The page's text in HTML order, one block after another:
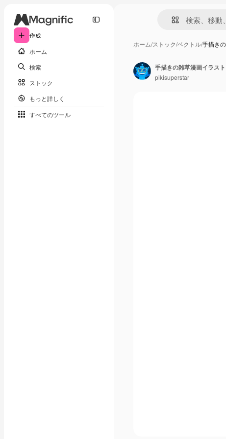
作成
ホーム
検索
ストック
もっと詳しく
すべてのツール
ホーム/ストック/ベクトル/手描き
手描きの雑草漫画イラスト
pikisuperstar